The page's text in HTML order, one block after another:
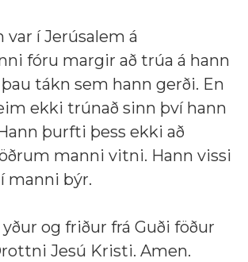
var í Jerúsalem á
fóru margir að trúa á hann
tákn sem hann gerði. En
ekki trúnað sinn því hann
þurfti þess ekki að
manni vitni. Hann vissi
manni býr.
yður og friður frá Guði föður
Jesú Kristi. Amen.